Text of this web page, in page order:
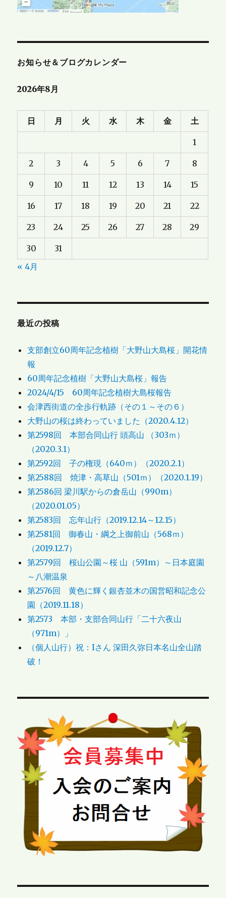
お知らせ＆ブログカレンダー
2026年8月
日 月 火 水 木 金 土
1
2 3 4 5 6 7 8
9 10 11 12 13 14 15
16 17 18 19 20 21 22
23 24 25 26 27 28 29
30
31
« 4月
最近の投稿
支部創立60周年記念植樹「大野山大島桜」開花情
報
60周年記念植樹「大野山大島桜」報告
2024/4/15 60周年記念植樹大島桜報告
会津西街道の全歩行軌跡（その１～その６）
大野山の桜は終わっていました（2020.4.12）
第2598回 本部合同山行 頭高山 （303ｍ）
（2020.3.1）
第2592回 子の権現（640ｍ）（2020.2.1）
第2588回 焼津・高草山（501ｍ）（2020.1.19）
第2586回 梁川駅からの倉岳山（990m）
（2020.01.05）
第2583回 忘年山行（2019.12.14～12.15）
第2581回 御春山・綱之上御前山（568ｍ）
（2019.12.7）
第2579回 桜山公園～桜 山（591m）～日本庭園
～八潮温泉
第2576回 黄色に輝く銀杏並木の国営昭和記念公
園（2019.11.18）
第2573 本部・支部合同山行「二十六夜山
（971m）」
（個人山行）祝：Iさん 深田久弥日本名山全山踏
破！